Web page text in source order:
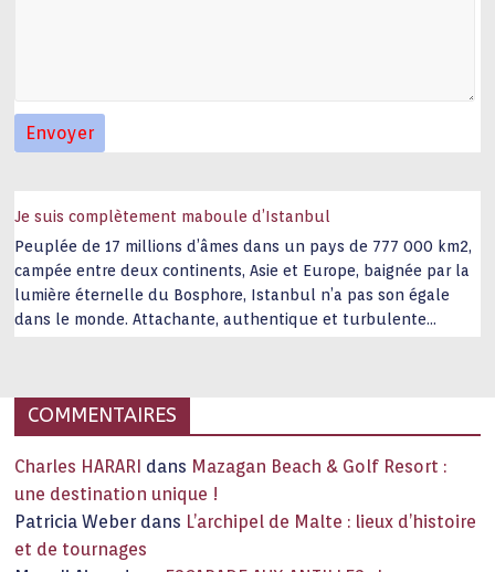
Je suis complètement maboule d’Istanbul
Peuplée de 17 millions d’âmes dans un pays de 777 000 km2,
campée entre deux continents, Asie et Europe, baignée par la
lumière éternelle du Bosphore, Istanbul n’a pas son égale
dans le monde. Attachante, authentique et turbulente
COMMENTAIRES
Charles HARARI dans Mazagan Beach & Golf Resort :
une destination unique !
Patricia Weber dans L’archipel de Malte : lieux d’histoire
et de tournages